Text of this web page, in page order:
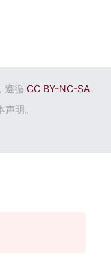
遵循 CC BY-NC-SA
明。